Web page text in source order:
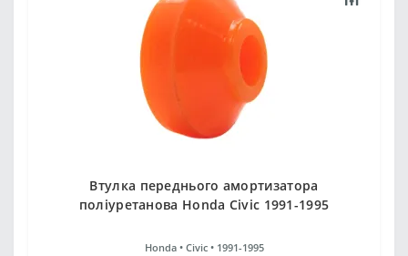
Втулка переднього амортизатора
поліуретанова Honda Civic 1991-1995
Honda • Civic • 1991-1995